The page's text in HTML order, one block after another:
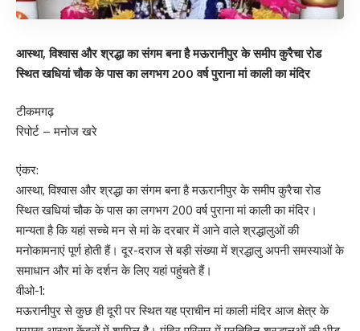
आस्था, विश्वास और श्रद्धा का संगम बना है मऊरानीपुर के समीप कुरैचा रोड
स्थित खधियां चौक के पास का लगभग 200 वर्ष पुराना मां काली का मंदिर
टीकमगढ़
रिपोर्ट – मनोज खरे
एंकर:
आस्था, विश्वास और श्रद्धा का संगम बना है मऊरानीपुर के समीप कुरैचा रोड
स्थित खधियां चौक के पास का लगभग 200 वर्ष पुराना मां काली का मंदिर।
मान्यता है कि यहां सच्चे मन से मां के दरबार में आने वाले श्रद्धालुओं की
मनोकामनाएं पूर्ण होती हैं। दूर-दराज से बड़ी संख्या में श्रद्धालु अपनी समस्याओं के
समाधान और मां के दर्शन के लिए यहां पहुंचते हैं।
वीओ-1:
मऊरानीपुर से कुछ ही दूरी पर स्थित यह प्राचीन मां काली मंदिर आज क्षेत्र के